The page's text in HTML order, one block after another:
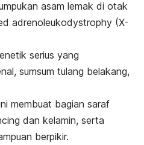
asam lemak di otak
adrenoleukodystrophy (X-
serius yang
sumsum tulang belakang,
membuat bagian saraf
dan kelamin, serta
berpikir.